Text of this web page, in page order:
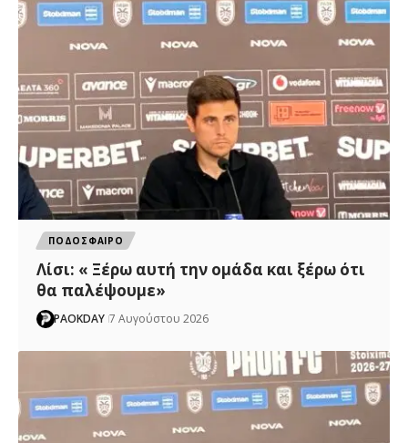
ΠΟΔΟΣΦΑΙΡΟ
Λίσι: « Ξέρω αυτή την ομάδα και ξέρω ότι
θα παλέψουμε»
PAOKDAY 7 Αυγούστου 2026